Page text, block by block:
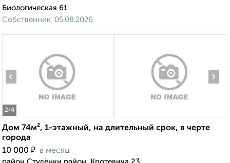
Биологическая 61
Собственник, 05.08.2026
2/4
‹ ›
Дом 74м², 1-этажный, на длительный срок, в черте
города
10 000 ₽ в месяц